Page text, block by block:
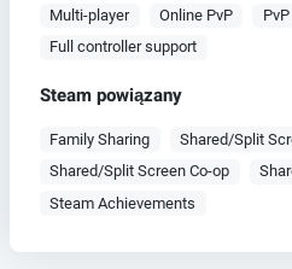
Multi-player
Online PvP PvP
Full controller support
Steam powiązany
Family Sharing
Shared/Split
Shared/Split Screen Co-op
Steam Achievements